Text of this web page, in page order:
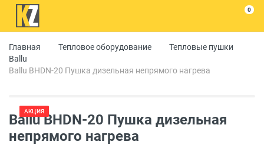
0
Главная Тепловое оборудование
Тепловые пушки
Ballu
Ballu BHDN-20 Пушка дизельная непрямого нагрева
АКЦИЯ
Ballu BHDN-20 Пушка дизельная
непрямого нагрева